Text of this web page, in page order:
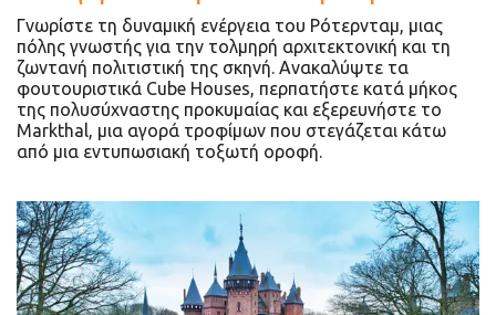
Γνωρίστε τη δυναμική ενέργεια του Ρότερνταμ, μιας
πόλης γνωστής για την τολμηρή αρχιτεκτονική και τη
ζωντανή πολιτιστική της σκηνή. Ανακαλύψτε τα
φουτουριστικά Cube Houses, περπατήστε κατά μήκος
της πολυσύχναστης προκυμαίας και εξερευνήστε το
Markthal, μια αγορά τροφίμων που στεγάζεται κάτω
από μια εντυπωσιακή τοξωτή οροφή.